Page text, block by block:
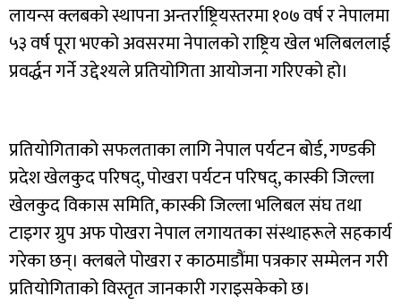
लायन्स क्लबको स्थापना अन्तर्राष्ट्रियस्तरमा १०७ वर्ष र नेपालमा
५३ वर्ष पूरा भएको अवसरमा नेपालको राष्ट्रिय खेल भलिबललाई
प्रवर्द्धन गर्ने उद्देश्यले प्रतियोगिता आयोजना गरिएको हो।
प्रतियोगिताको सफलताका लागि नेपाल पर्यटन बोर्ड, गण्डकी
प्रदेश खेलकुद परिषद्, पोखरा पर्यटन परिषद्, कास्की जिल्ला
खेलकुद विकास समिति, कास्की जिल्ला भलिबल संघ तथा
टाइगर ग्रुप अफ पोखरा नेपाल लगायतका संस्थाहरूले सहकार्य
गरेका छन्। क्लबले पोखरा र काठमाडौंमा पत्रकार सम्मेलन गरी
प्रतियोगिताको विस्तृत जानकारी गराइसकेको छ।